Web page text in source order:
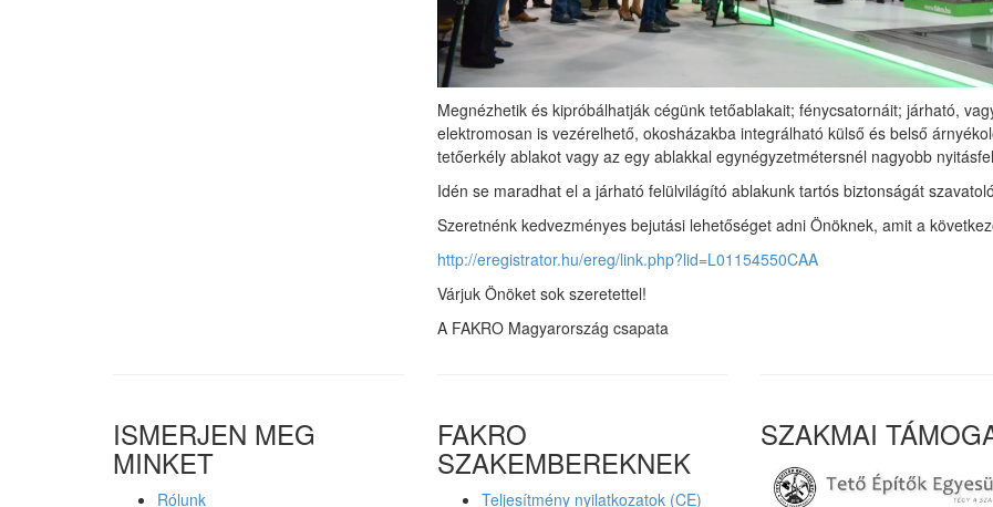
Megnézhetik és kipróbálhatják cégünk tetőablakait; fénycsatornáit; járható,
elektromosan is vezérelhető, okosházakba integrálható külső és belső
tetőerkély ablakot vagy az egy ablakkal egynégyzetmétersnél nagyobb
Idén se maradhat el a járható felülvilágító ablakunk tartós biztonságát
Szeretnénk kedvezményes bejutási lehetőséget adni Önöknek, amit a
http://eregistrator.hu/ereg/link.php?lid=L01154550CAA
Várjuk Önöket sok szeretettel!
A FAKRO Magyarország csapata
ISMERJEN MEG
MINKET
Rólunk
FAKRO
SZAKEMBEREKNEK
Teljesítmény nyilatkozatok (CE)
SZAKMAI